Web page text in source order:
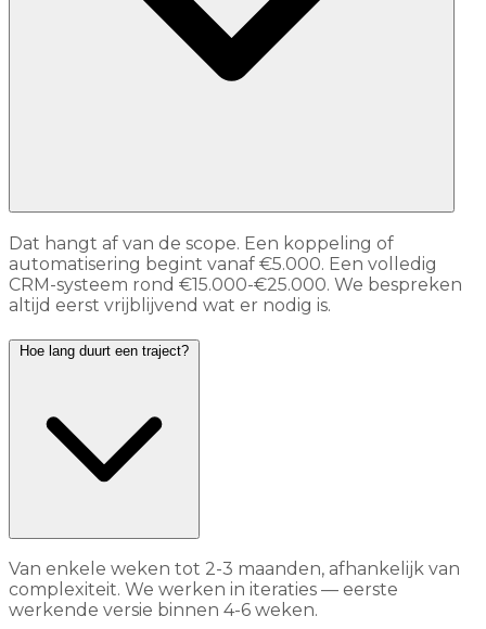
Dat hangt af van de scope. Een koppeling of
automatisering begint vanaf €5.000. Een volledig
CRM-systeem rond €15.000-€25.000. We bespreken
altijd eerst vrijblijvend wat er nodig is.
Hoe lang duurt een traject?
Van enkele weken tot 2-3 maanden, afhankelijk van
complexiteit. We werken in iteraties — eerste
werkende versie binnen 4-6 weken.